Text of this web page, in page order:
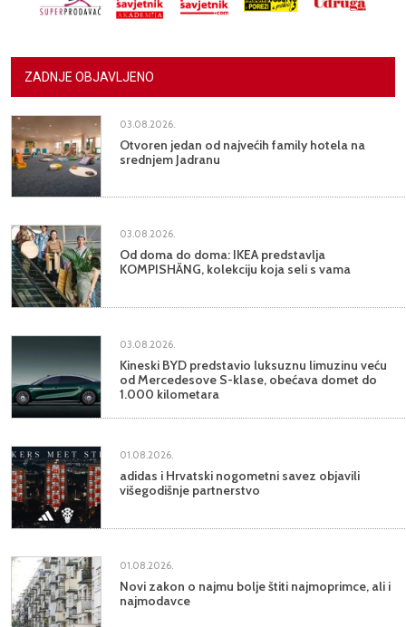
ZADNJE OBJAVLJENO
03.08.2026.
Otvoren jedan od najvećih family hotela na
srednjem Jadranu
03.08.2026.
Od doma do doma: IKEA predstavlja
KOMPISHÄNG, kolekciju koja seli s vama
03.08.2026.
Kineski BYD predstavio luksuznu limuzinu veću
od Mercedesove S-klase, obećava domet do
1.000 kilometara
01.08.2026.
adidas i Hrvatski nogometni savez objavili
višegodišnje partnerstvo
01.08.2026.
Novi zakon o najmu bolje štiti najmoprimce, ali i
najmodavce